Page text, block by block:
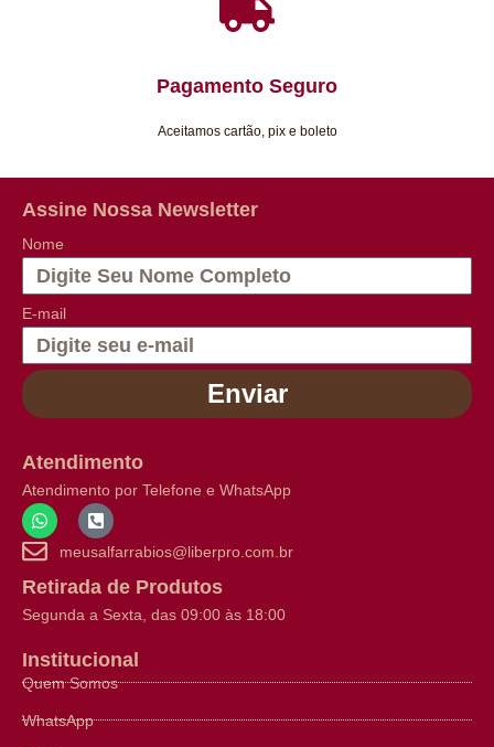
Pagamento Seguro
Aceitamos cartão, pix e boleto
Assine Nossa Newsletter
Nome
E-mail
Enviar
Atendimento
Atendimento por Telefone e WhatsApp
meusalfarrabios@liberpro.com.br
Retirada de Produtos
Segunda a Sexta, das 09:00 às 18:00
Institucional
Quem Somos
WhatsApp